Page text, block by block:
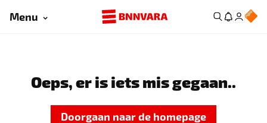
Menu
Oeps, er is iets mis gegaan..
Doorgaan naar de homepage